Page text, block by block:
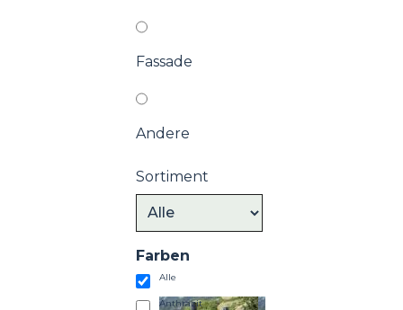
Fassade
Andere
Sortiment
Farben
Alle
Anthrazit